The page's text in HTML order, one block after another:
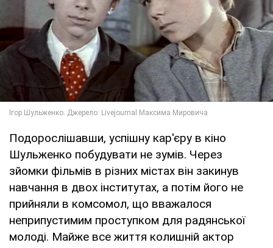
Подорослішавши, успішну кар'єру в кіно
Шульженко побудувати не зумів. Через
зйомки фільмів в різних містах він закинув
навчання в двох інститутах, а потім його не
прийняли в комсомол, що вважалося
неприпустимим проступком для радянської
молоді. Майже все життя колишній актор